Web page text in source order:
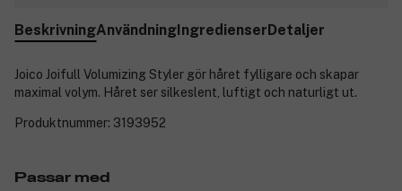
BeskrivningAnvändningIngredienserDetaljer
Joico Joifull Volumizing Styler gör håret fylligare och skapar
maximal volym. Håret ser silkeslent, luftigt och naturligt ut.
Produktnummer: 3193952
Passar med